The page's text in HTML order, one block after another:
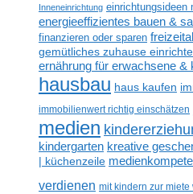
Inneneinrichtung einrichtungsideen
energieeffizientes bauen &
finanzieren oder sparen
gemütliches zuhause
ernährung für erwachsene &
hausbau haus kaufen
immobilienwert richtig einschätzen
medien
kindergarten kreative
| küchenzeile
verdienen mit kindern zur miete